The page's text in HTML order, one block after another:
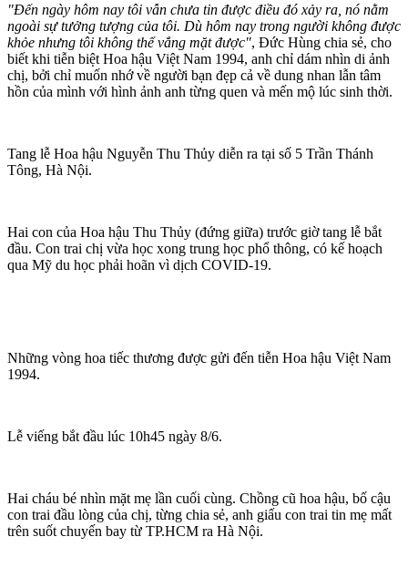
"Đến ngày hôm nay tôi vẫn chưa tin được điều đó xảy ra, nó nằm
ngoài sự tưởng tượng của tôi. Dù hôm nay trong người không được
khỏe nhưng tôi không thể vắng mặt được", Đức Hùng chia sẻ, cho
biết khi tiễn biệt Hoa hậu Việt Nam 1994, anh chỉ dám nhìn di ảnh
chị, bởi chỉ muốn nhớ về người bạn đẹp cả về dung nhan lẫn tâm
hồn của mình với hình ảnh anh từng quen và mến mộ lúc sinh thời.
Tang lễ Hoa hậu Nguyễn Thu Thủy diễn ra tại số 5 Trần Thánh
Tông, Hà Nội.
Hai con của Hoa hậu Thu Thủy (đứng giữa) trước giờ tang lễ bắt
đầu. Con trai chị vừa học xong trung học phổ thông, có kế hoạch
qua Mỹ du học phải hoãn vì dịch COVID-19.
Những vòng hoa tiếc thương được gửi đến tiễn Hoa hậu Việt Nam
1994.
Lễ viếng bắt đầu lúc 10h45 ngày 8/6.
Hai cháu bé nhìn mặt mẹ lần cuối cùng. Chồng cũ hoa hậu, bố cậu
con trai đầu lòng của chị, từng chia sẻ, anh giấu con trai tin mẹ mất
trên suốt chuyến bay từ TP.HCM ra Hà Nội.